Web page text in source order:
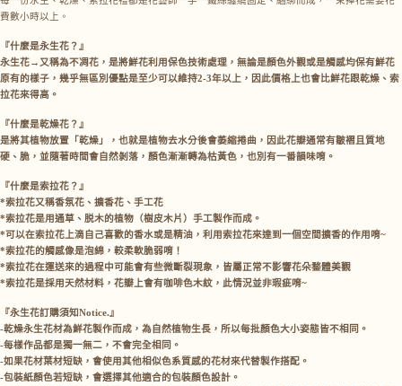
費數小時以上。
『什麼是永生花？』
永生花→又稱為不凋花，是將鮮花利用保色技術處理，無論是顏色外觀或是觸感均保有鮮花
原有的樣子，幾乎無區別優點是至少可以維持2-3年以上，因此價格上也會比鮮花跟乾燥、索
拉花來得高。
『什麼是乾燥花？』
是將其植物放置「乾燥」，也就是植物去水分後會萎縮捲曲，因此花瓣通常有皺褶且質地
硬、脆，並隨著時間會自然剝落，顏色漸漸轉為枯黃色，也別有一番韻味唷。
『什麼是索拉花？』
*索拉花又稱香氛花、擴香花、手工花
*索拉花是用通草、脱木的植物（樹皮木片）手工製作而成。
*可以在索拉花上滴自己喜歡的香水或是精油，利用索拉花來達到一個空間擴香的作用唷~
*索拉花的觸感像是泡綿，較柔軟脆弱唷！
*索拉花在運送來的過程中可能會有些微斷裂現象，皆屬正常不影響花朵鍪體美觀
*索拉花是採用天然材料，花瓣上會有咖啡色木紋，此情況並非瑕疵唷~
『永生花訂購須知Notice.』
-乾燥永生花材為鮮花製作而成，為自然植物生長，所以每批顏色大小姿態皆不相同。
-每樣作品都是獨一無二，不會完全相同。
-如果花材葉材短缺，會使用其他相似色系質感的花材來代替製作搭配。
-包裝紙顏色若短缺，會選擇其他適合的包裝顏色設計。